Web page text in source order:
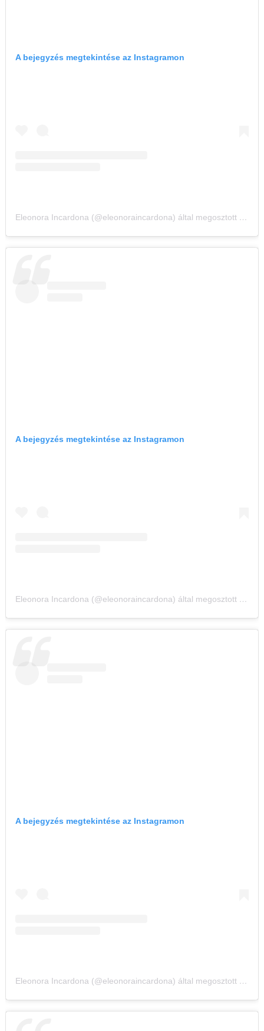
A bejegyzés megtekintése az Instagramon
Eleonora Incardona (@eleonoraincardona) által megosztott bejegyzés
A bejegyzés megtekintése az Instagramon
Eleonora Incardona (@eleonoraincardona) által megosztott bejegyzés
A bejegyzés megtekintése az Instagramon
Eleonora Incardona (@eleonoraincardona) által megosztott bejegyzés